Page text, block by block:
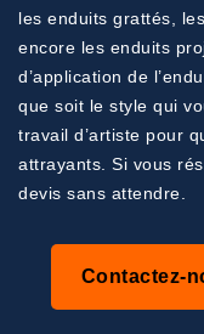
les enduits grattés,
encore les enduits
d’application de
que soit le style qui
travail d’artiste pour
attrayants. Si vous
devis sans attendre.
Contactez-